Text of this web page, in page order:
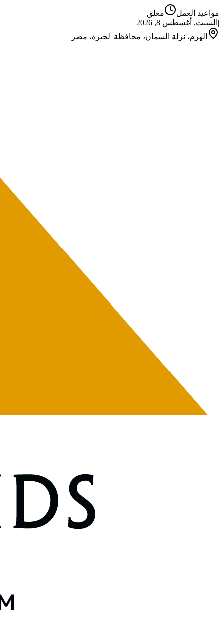
مواعيد العمل
مغلق
| السبت, أغسطس 8, 2026
الهرم، نزلة السمان، محافظة الجيزة، مصر